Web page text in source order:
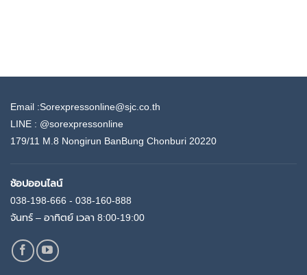
Email :Sorexpressonline@sjc.co.th
LINE : @sorexpressonline
179/11 M.8 Nongirun BanBung Chonburi 20220
ช้อปออนไลน์
038-198-666 - 038-160-888
จันทร์ – อาทิตย์ เวลา 8:00-19:00